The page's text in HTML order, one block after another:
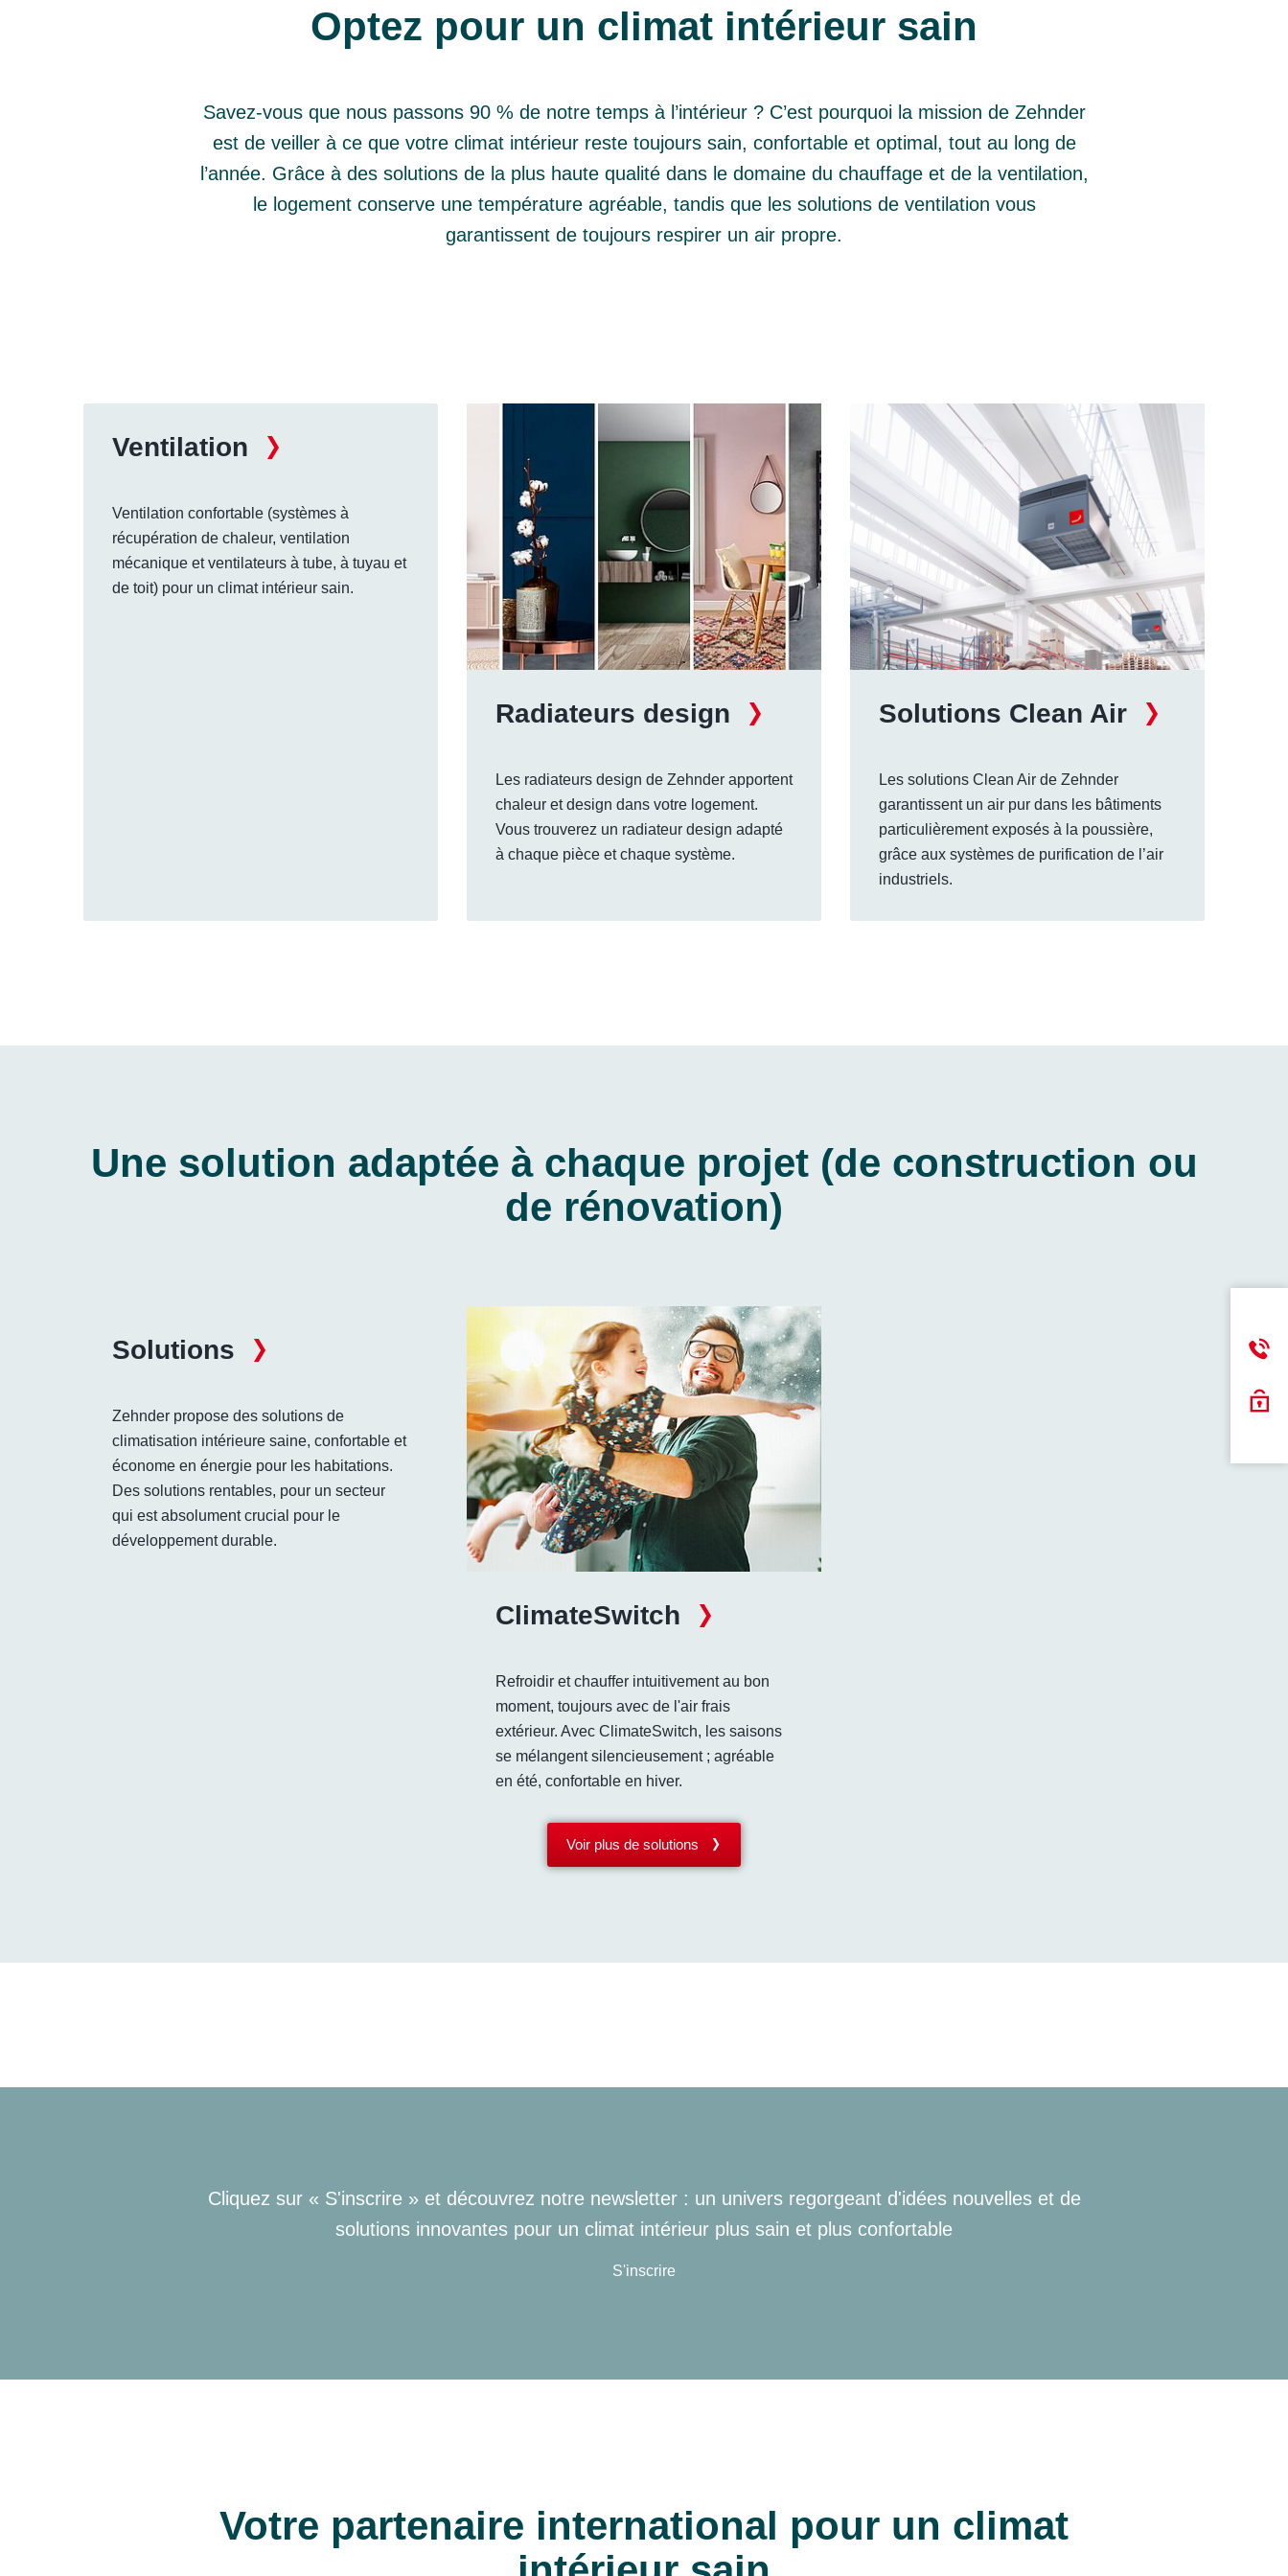
Optez pour un climat intérieur sain
Savez-vous que nous passons 90 % de notre temps à l’intérieur ? C’est pourquoi la mission de Zehnder
est de veiller à ce que votre climat intérieur reste toujours sain, confortable et optimal, tout au long de
l’année. Grâce à des solutions de la plus haute qualité dans le domaine du chauffage et de la ventilation,
le logement conserve une température agréable, tandis que les solutions de ventilation vous
garantissent de toujours respirer un air propre.
Ventilation
Ventilation confortable (systèmes à
récupération de chaleur, ventilation
mécanique et ventilateurs à tube, à tuyau et
de toit) pour un climat intérieur sain.
Radiateurs design
Les radiateurs design de Zehnder apportent
chaleur et design dans votre logement.
Vous trouverez un radiateur design adapté
à chaque pièce et chaque système.
Solutions Clean Air
Les solutions Clean Air de Zehnder
garantissent un air pur dans les bâtiments
particulièrement exposés à la poussière,
grâce aux systèmes de purification de l’air
industriels.
Une solution adaptée à chaque projet (de construction ou
de rénovation)
Solutions
Zehnder propose des solutions de
climatisation intérieure saine, confortable et
économe en énergie pour les habitations.
Des solutions rentables, pour un secteur
qui est absolument crucial pour le
développement durable.
ClimateSwitch
Refroidir et chauffer intuitivement au bon
moment, toujours avec de l'air frais
extérieur. Avec ClimateSwitch, les saisons
se mélangent silencieusement ; agréable
en été, confortable en hiver.
Voir plus de solutions
Cliquez sur « S'inscrire » et découvrez notre newsletter : un univers regorgeant d'idées nouvelles et de
solutions innovantes pour un climat intérieur plus sain et plus confortable
S'inscrire
Votre partenaire international pour un climat